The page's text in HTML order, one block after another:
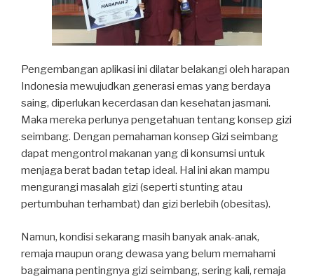
Pengembangan aplikasi ini dilatar belakangi oleh harapan
Indonesia mewujudkan generasi emas yang berdaya
saing, diperlukan kecerdasan dan kesehatan jasmani.
Maka mereka perlunya pengetahuan tentang konsep gizi
seimbang. Dengan pemahaman konsep Gizi seimbang
dapat mengontrol makanan yang di konsumsi untuk
menjaga berat badan tetap ideal. Hal ini akan mampu
mengurangi masalah gizi (seperti stunting atau
pertumbuhan terhambat) dan gizi berlebih (obesitas).
Namun, kondisi sekarang masih banyak anak-anak,
remaja maupun orang dewasa yang belum memahami
bagaimana pentingnya gizi seimbang, sering kali, remaja